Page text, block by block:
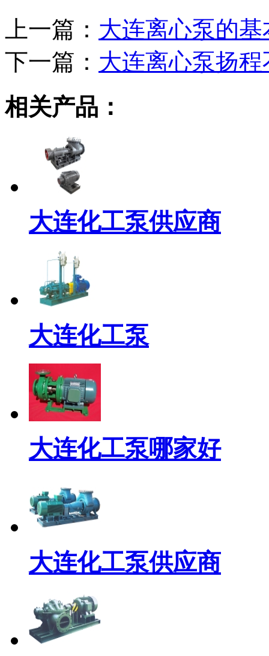
上一篇： 大连离心泵的
下一篇： 大连离心泵扬
相关产品：
大连化工泵供应商
大连化工泵
大连化工泵哪家好
大连化工泵供应商